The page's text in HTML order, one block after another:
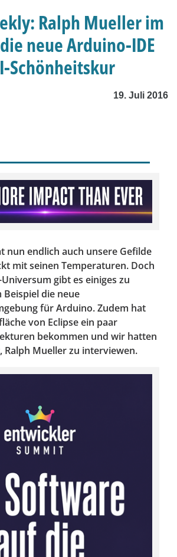
Ralph Mueller im
neue Arduino-IDE
Schönheitskur
19. Juli 2016
nun endlich auch unsere Gefilde
mit seinen Temperaturen. Doch
gibt es einiges zu
die neue
für Arduino. Zudem hat
von Eclipse ein paar
bekommen und wir hatten
Ralph Mueller zu interviewen.